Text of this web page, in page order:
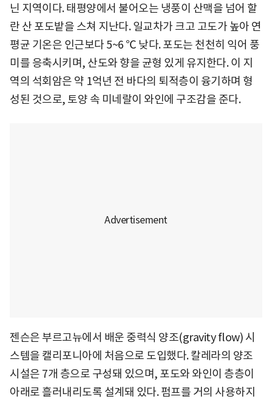
닌 지역이다. 태평양에서 불어오는 냉풍이 산맥을 넘어 할
란 산 포도밭을 스쳐 지난다. 일교차가 크고 고도가 높아 연
평균 기온은 인근보다 5~6 ℃ 낮다. 포도는 천천히 익어 풍
미를 응축시키며, 산도와 향을 균형 있게 유지한다. 이 지
역의 석회암은 약 1억년 전 바다의 퇴적층이 융기하며 형
성된 것으로, 토양 속 미네랄이 와인에 구조감을 준다.
젠슨은 부르고뉴에서 배운 중력식 양조(gravity flow) 시
스템을 캘리포니아에 처음으로 도입했다. 칼레라의 양조
시설은 7개 층으로 구성돼 있으며, 포도와 와인이 층층이
아래로 흘러내리도록 설계돼 있다. 펌프를 거의 사용하지